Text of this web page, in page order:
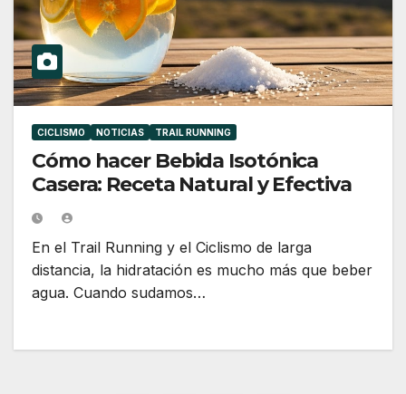
CICLISMO NOTICIAS TRAIL RUNNING
Cómo hacer Bebida Isotónica
Casera: Receta Natural y Efectiva
En el Trail Running y el Ciclismo de larga
distancia, la hidratación es mucho más que beber
agua. Cuando sudamos…